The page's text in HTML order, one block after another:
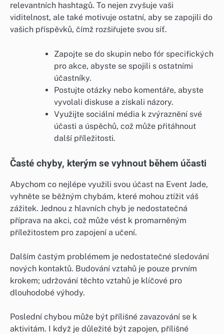
relevantních hashtagů. To nejen zvyšuje vaši
viditelnost, ale také motivuje ostatní, aby se zapojili do
vašich příspěvků, čímž rozšiřujete svou síť.
Zapojte se do skupin nebo fór specifických
pro akce, abyste se spojili s ostatními
účastníky.
Postujte otázky nebo komentáře, abyste
vyvolali diskuse a získali názory.
Využijte sociální média k zvýraznění své
účasti a úspěchů, což může přitáhnout
další příležitosti.
Časté chyby, kterým se vyhnout během účasti
Abychom co nejlépe využili svou účast na Event Jade,
vyhněte se běžným chybám, které mohou ztížit váš
zážitek. Jednou z hlavních chyb je nedostatečná
příprava na akci, což může vést k promarněným
příležitostem pro zapojení a učení.
Dalším častým problémem je nedostatečné sledování
nových kontaktů. Budování vztahů je pouze prvním
krokem; udržování těchto vztahů je klíčové pro
dlouhodobé výhody.
Poslední chybou může být přílišné zavazování se k
aktivitám. I když je důležité být zapojen, přílišné